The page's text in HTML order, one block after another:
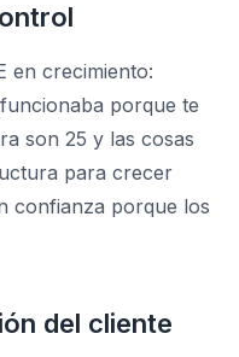
en crecimiento:
porque te
son 25 y las cosas
para crecer
confianza porque los
del cliente